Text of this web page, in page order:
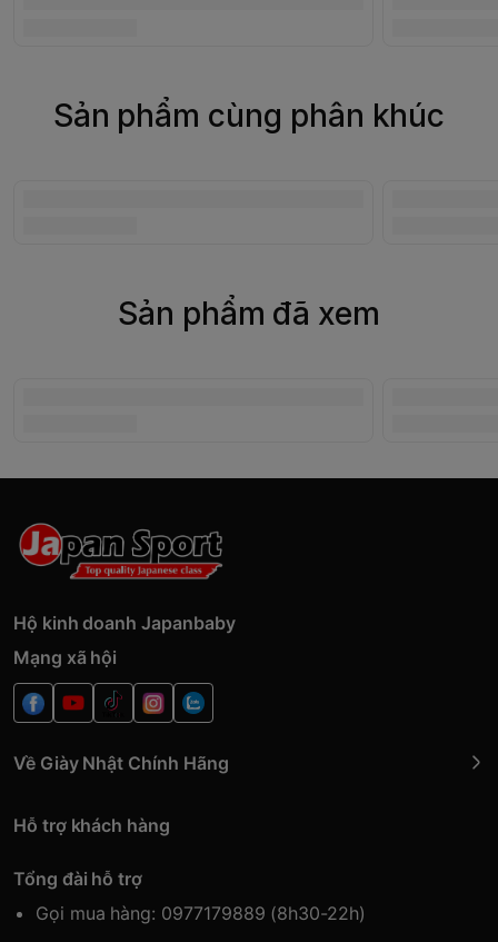
Sản phẩm cùng phân khúc
Sản phẩm đã xem
Hộ kinh doanh Japanbaby
Mạng xã hội
Về Giày Nhật Chính Hãng
Hỗ trợ khách hàng
Tổng đài hỗ trợ
Gọi mua hàng: 0977179889 (8h30-22h)